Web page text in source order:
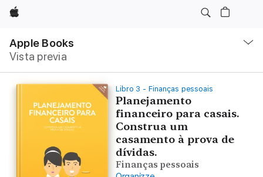
Apple
Apple Books
Vista previa
local
Abrir
Libro 3 - Finanças pessoais
Planejamento
financeiro para casais.
Construa um
casamento à prova de
dívidas.
Finanças pessoais